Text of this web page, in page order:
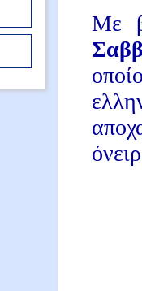
Με